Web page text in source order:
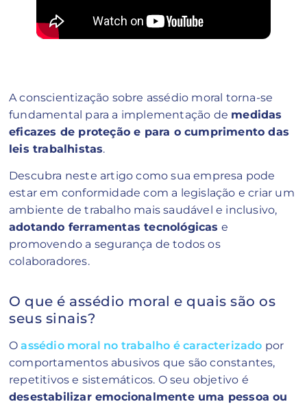
A conscientização sobre assédio moral torna-se
fundamental para a implementação de medidas
eficazes de proteção e para o cumprimento das
leis trabalhistas.
Descubra neste artigo como sua empresa pode
estar em conformidade com a legislação e criar um
ambiente de trabalho mais saudável e inclusivo,
adotando ferramentas tecnológicas e
promovendo a segurança de todos os
colaboradores.
O que é assédio moral e quais são os
seus sinais?
Oassédio moral no trabalho é caracterizado por
comportamentos abusivos que são constantes,
repetitivos e sistemáticos. O seu objetivo é
desestabilizar emocionalmente uma pessoa ou